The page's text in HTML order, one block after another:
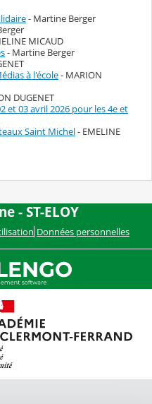
- Martine Berger
MICAUD
- Martine Berger
à l'école- MARION
DUGENET
et 03 avril 2026 pour les 4e et
Saint Michel- EMELINE
- ST-ELOY
Données personnelles